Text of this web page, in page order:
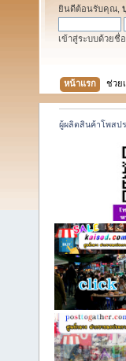
ยินดีต้อนรับคุณ,
เข้าสู่ระบบด้วยชื่
หน้าแรก ช่วย
ผู้ผลิตสินค้าโพสป